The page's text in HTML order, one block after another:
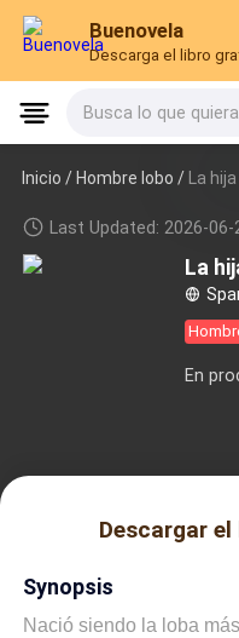
Buenovela
Descarga el libro
Busca lo que
Inicio /Hombre lobo / La
Last Updated: 2026-06-
La
En
Descargar
Synopsis
Nació siendo la loba